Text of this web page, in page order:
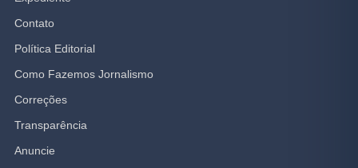
Contato
Política Editorial
Como Fazemos Jornalismo
Correções
Transparência
Anuncie